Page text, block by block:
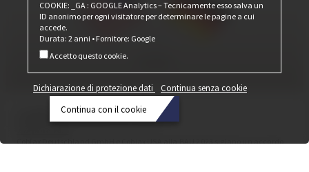
Cobiax Made in USA
COOKIE: _GA : GOOGLE Analytics – Tecnicamente esso salva un
ID anonimo per ogni visitatore per determinare le pagine a cui
accede.
Durata: 2 anni • Fornitore: Google
Accetto questo cookie.
Dichiarazione di protezione dati
Continua senza cookie
Continua con il cookie